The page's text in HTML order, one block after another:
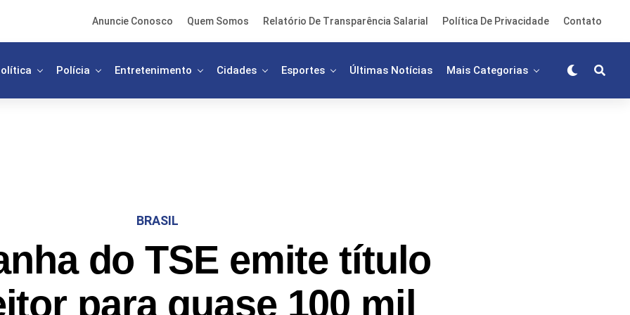
Anuncie Conosco Quem Somos Relatório De Transparência Salarial Política De Privacidade Contato
Polícia Entretenimento Cidades Esportes Últimas Notícias Mais Categorias
BRASIL
do TSE emite título
para quase 100 mil